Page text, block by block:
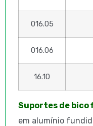
016.05
016.06
16.10
Suportes de bico
em alumínio